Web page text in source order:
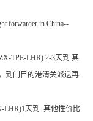
forwarder in China--
TPE-LHR) 2-3天到.其
到门目的港清关派送再
LHR)1天到. 其他性价比